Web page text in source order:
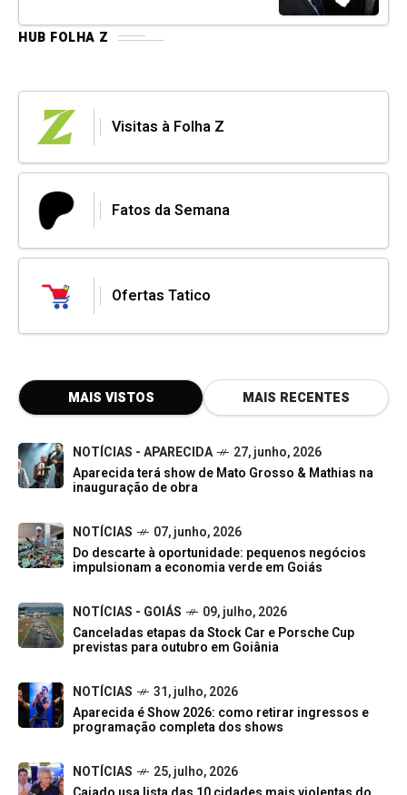
HUB FOLHA Z
Visitas à Folha Z
Fatos da Semana
Ofertas Tatico
MAIS VISTOS MAIS RECENTES
NOTÍCIAS - APARECIDA
27, junho, 2026
Aparecida terá show de Mato Grosso & Mathias na
inauguração de obra
NOTÍCIAS
07, junho, 2026
Do descarte à oportunidade: pequenos negócios
impulsionam a economia verde em Goiás
NOTÍCIAS - GOIÁS
09, julho, 2026
Canceladas etapas da Stock Car e Porsche Cup
previstas para outubro em Goiânia
NOTÍCIAS
31, julho, 2026
Aparecida é Show 2026: como retirar ingressos e
programação completa dos shows
NOTÍCIAS
25, julho, 2026